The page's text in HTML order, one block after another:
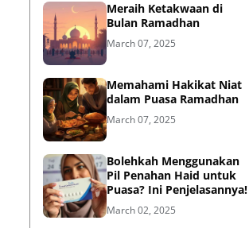
Meraih Ketakwaan di
Bulan Ramadhan
March 07, 2025
Memahami Hakikat Niat
dalam Puasa Ramadhan
March 07, 2025
Bolehkah Menggunakan
Pil Penahan Haid untuk
Puasa? Ini Penjelasannya!
March 02, 2025